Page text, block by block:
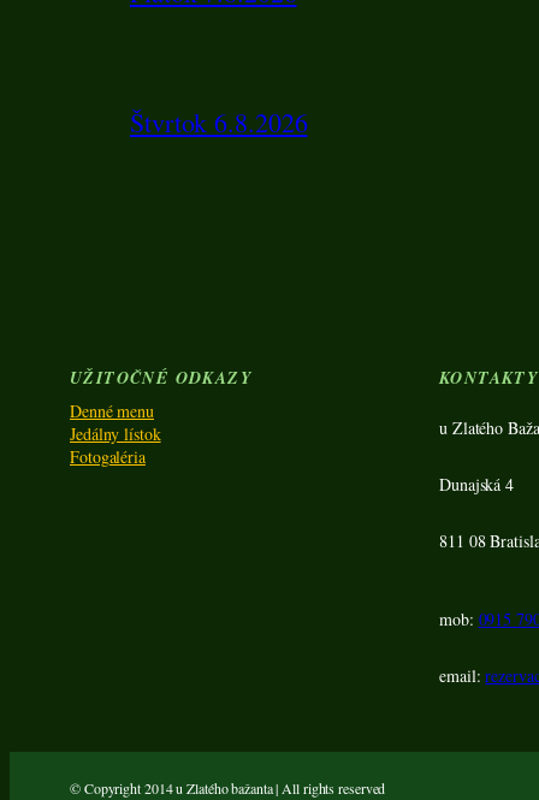
Štvrtok 6.8.2026
UŽITOČNÉ ODKAZY
Denné menu
Jedálny lístok
Fotogaléria
KONTAKTY
u Zlatého
Dunajská 4
811 08
mob: 0915
email:
© Copyright 2014 u Zlatého bažanta | All rights reserved